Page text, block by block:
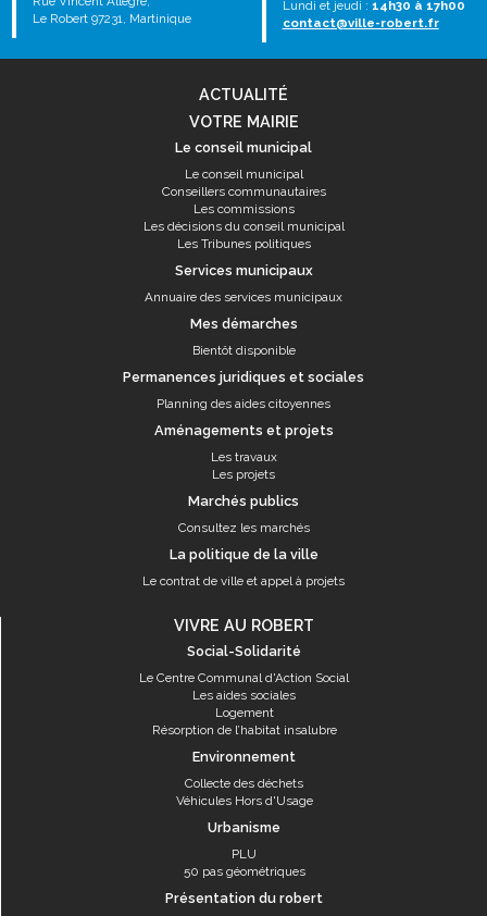
Le Robert 97231, Martinique
Lundi et jeudi : 14h30 à 17h00
contact@ville-robert.fr
ACTUALITÉ
VOTRE MAIRIE
Le conseil municipal
Le conseil municipal
Conseillers communautaires
Les commissions
Les décisions du conseil municipal
Les Tribunes politiques
Services municipaux
Annuaire des services municipaux
Mes démarches
Bientôt disponible
Permanences juridiques et sociales
Planning des aides citoyennes
Aménagements et projets
Les travaux
Les projets
Marchés publics
Consultez les marchés
La politique de la ville
Le contrat de ville et appel à projets
VIVRE AU ROBERT
Social-Solidarité
Le Centre Communal d'Action Social
Les aides sociales
Logement
Résorption de l’habitat insalubre
Environnement
Collecte des déchets
Véhicules Hors d'Usage
Urbanisme
PLU
50 pas géométriques
Présentation du robert